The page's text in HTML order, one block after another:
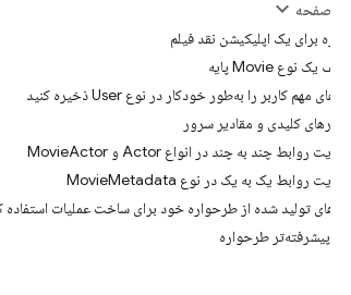
این صفحه
برای یک اپلیکیشن نقد فیلم
تعریف یک نوع Movie پایه
داده‌های مهم کاربر را به‌طور خودکار در نوع User ذخیره کنید
اسکالرهای کلیدی و مقادیر سرور
مدیریت روابط چند به چند در انواع Actor و MovieActor
مدیریت روابط یک به یک در نوع MovieMetadata
فیلدهای تولید شده از طرحواره خود برای ساخت عملیات استفاده
پیشرفته‌تر طرحواره